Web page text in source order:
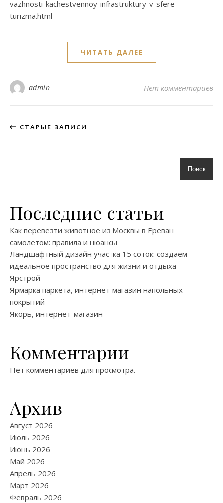
vazhnosti-kachestvennoy-infrastruktury-v-sfere-
turizma.html
ЧИТАТЬ ДАЛЕЕ
admin Нет комментариев
СТАРЫЕ ЗАПИСИ
Поиск
Последние статьи
Как перевезти животное из Москвы в Ереван
самолетом: правила и нюансы
Ландшафтный дизайн участка 15 соток: создаем
идеальное пространство для жизни и отдыха
Ярстрой
Ярмарка паркета, интернет-магазин напольных
покрытий
Якорь, интернет-магазин
Комментарии
Нет комментариев для просмотра.
Архив
Август 2026
Июль 2026
Июнь 2026
Май 2026
Апрель 2026
Март 2026
Февраль 2026